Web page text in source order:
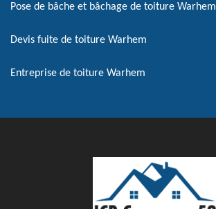
Pose de bâche et bâchage de toiture Warhem
Devis fuite de toiture Warhem
Entreprise de toiture Warhem